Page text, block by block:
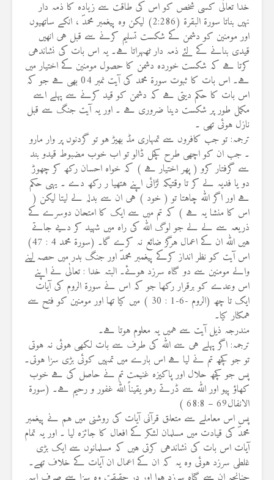
خدا تعالٰی کسی شخص کو اس کی طاقت سے زیادہ کا ذمہ دار
نہیں بناتا سورة البقرة (2:286) لیکن وہ پیغمبر محمدؐ ، انکے ساتھیوں
اور مومنین کو دشمن کے شکست تسلیم کرنے سے قبل ہی انھیں
قیدی بنانے کے لئے ذمہ دار ٹھہراتا ہے۔ یہ اس بات کی نشاندہی
کرتا ہے کہ شکست خوردہ دشمن کا حصول مومنین کے اختیار میں
ہے۔ اس بات کا ثبوت سورۃ محمد کی آیت نمبر 04 بھی ہے جو کہ
اس بات کا حکم دیتی ہے کہ دشمن کو قید کرنے سے پہلے اسے
مکمل طور پر شکست دینا ضروری ہے ۔ اور یہ آیت جنگ سے قبل
نازل ہوئی تھی ۔
ترجمہ: تو جب کافروں سے تمہاری مڈ بھیڑ ہو تو گردنوں پر وار مارو
۔ جب ان کو اچھی طرح کچل ڈالو تو اب خوب مضبوط قیدو بند
سے گرفتار کرو ( پھر اختیار ہے ) کہ خواہ احسان رکھ کر چھوڑ
دو یا فدیہ لے کر تا وقتیکہ لڑائی اپنے ہتھیا ر رکھ دے ۔ یہی حکم
ہے اور اگر اللہ چاہتا تو ( خود ) ہی ان سے بدلہ لے لیتا لیکن (
اس کا منشا یہ ہے ) کہ تم میں سے ایک کا امتحان دوسرے کے
ذریعہ سے لے لے جو لوگ اللہ کی راہ میں شہید کر دیے جاتے
ہیں اللہ ان کے اعمال ہرگز ضائع نہ کرے گا۔ (سورة محمد 4 : 47)
اس آیت کو نظر انداز کرکے پیغمبر محمدؐ اور جنگ بدر میں حصہ لینے
والے مومنین سے دو گناہ سرزد ہوئے۔ البتہ خدا : تعالٰی نے اپنے
اس وعدے کو برقرار رکھا جو کہ اس نے سورۃ الروم کی آیات
ایک تا چھ (الروم -6-1 : 30 ) میں کیا تھا اور مومنین کو فتح سے
ہمکنار کیا۔
مندرجہ ذیل آیت سے ہمیں یہ معلوم ہوتا ہے۔
ترجمہ: اگر پہلے ہی سے اللہ کی طرف سے بات لکھی ہوئی نہ ہوتی
تو جو کچھ تم نے لیا ہے اس بارے میں تمہیں کوئی بڑی سزا ہوتی۔
پس جو کچھ حلال اور پاکیزہ غنیمت تم نے حاصل کی ہے خوب
کھاؤ پیو اور اللہ سے ڈرتے رہو یقیناً اللہ غفور و رحیم ہے۔ (سورۃ
الانفال69 – 68:8 )
پس اس معاملے سے متعلق قرآنی آیات کی روشنی میں ہم نے پیغمبر
محمدؐ کی قیادت میں مسلمان لشکر کے افعال کا جائزہ لیا ۔ اور يہ تمام
آیات اس بات کی نشاندہی کرتی ہیں کہ مسلمانوں سے ایک بڑی
غلطی سرزد ہوئی وہ یہ کہ ان کے اعمال ان آیات کے خلاف تھے۔